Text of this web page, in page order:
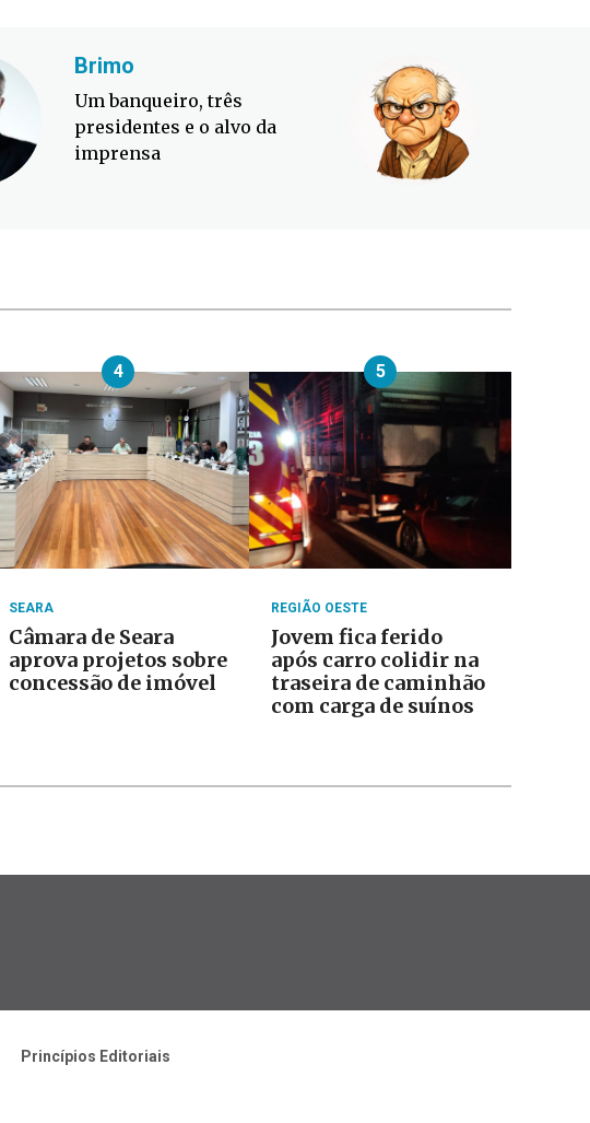
Brimo
Um banqueiro, três
presidentes e o alvo da
imprensa
4
SEARA
Câmara de Seara
aprova projetos sobre
concessão de imóvel
5
REGIÃO OESTE
Jovem fica ferido
após carro colidir na
traseira de caminhão
com carga de suínos
Princípios Editoriais